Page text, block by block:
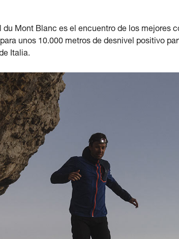
Mont Blanc es el encuentro de los mejores
unos 10.000 metros de desnivel positivo
Italia.